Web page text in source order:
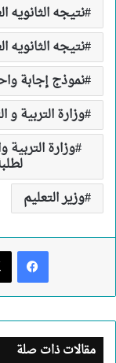
نتيجه الثانويه
نتيجه الثانويه
نموذج إجابة
وزارة التربية و
وزارة
وزير التعليم
مقالات ذات صلة